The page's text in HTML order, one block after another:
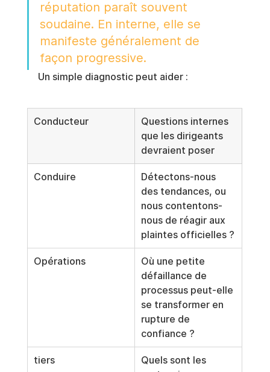
réputation paraît souvent
soudaine. En interne, elle se
manifeste généralement de
façon progressive.
Un simple diagnostic peut aider :
Conducteur
Questions internes
que les dirigeants
devraient poser
Conduire
Détectons-nous
des tendances, ou
nous contentons-
nous de réagir aux
plaintes officielles ?
Opérations
Où une petite
défaillance de
processus peut-elle
se transformer en
rupture de
confiance ?
tiers
Quels sont les